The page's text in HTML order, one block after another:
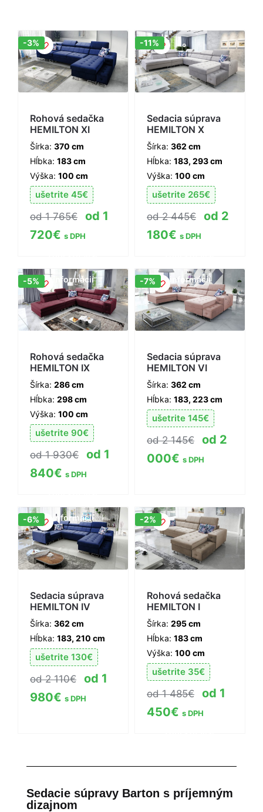
Zľava!
-3%
Rohová sedačka
HEMILTON XI
Šírka: 370 cm
Hĺbka: 183 cm
Výška: 100 cm
ušetrite 45€
1 765€
1
720€ s DPH
informácií
Zľava!
-11%
Sedacia súprava
HEMILTON X
Šírka: 362 cm
Hĺbka: 183, 293 cm
Výška: 100 cm
ušetrite 265€
2 445€
2
180€ s DPH
informácií
Zľava!
-5%
Rohová sedačka
HEMILTON IX
Šírka: 286 cm
Hĺbka: 298 cm
Výška: 100 cm
ušetrite 90€
1 930€
1
840€ s DPH
informácií
Zľava!
-7%
Sedacia súprava
HEMILTON VI
Šírka: 362 cm
Hĺbka: 183, 223 cm
ušetrite 145€
2 145€
2
000€ s DPH
Zľava!
-6%
Sedacia súprava
HEMILTON IV
Šírka: 362 cm
Hĺbka: 183, 210 cm
ušetrite 130€
2 110€
1
980€ s DPH
Zľava!
-2%
Rohová sedačka
HEMILTON I
Šírka: 295 cm
Hĺbka: 183 cm
Výška: 100 cm
ušetrite 35€
1 485€
1
450€ s DPH
Sedacie súpravy Barton s príjemným
dizajnom